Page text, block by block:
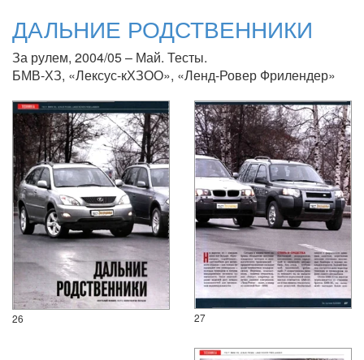
ДАЛЬНИЕ РОДСТВЕННИКИ
За рулем, 2004/05 – Май. Тесты.
БМВ-ХЗ, «Лексус-кХЗОО», «Ленд-Ровер Фрилендер»
26 27